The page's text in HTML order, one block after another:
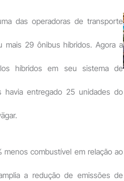
das operadoras de transporte
mais 29 ônibus híbridos. Agora a
híbridos em seu sistema de
entregado 25 unidades do
menos combustível em relação ao
a redução de emissões de